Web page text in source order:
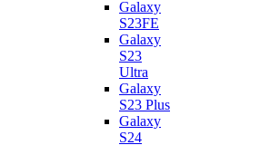
Galaxy
S23FE
Galaxy
S23
Ultra
Galaxy
S23 Plus
Galaxy
S24